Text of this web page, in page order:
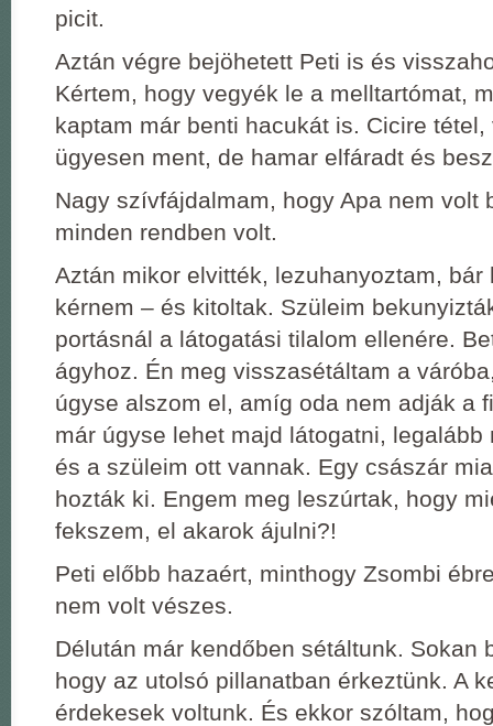
picit.
Aztán végre bejöhetett Peti is és
Kértem, hogy vegyék le a melltartómat,
kaptam már benti hacukát is. Cicire
ügyesen ment, de hamar elfáradt és
Nagy szívfájdalmam, hogy Apa nem volt
minden rendben volt.
Aztán mikor elvitték, lezuhanyoztam, bár
kérnem – és kitoltak. Szüleim
portásnál a látogatási tilalom ellenére.
ágyhoz. Én meg visszasétáltam a
úgyse alszom el, amíg oda nem adják a
már úgyse lehet majd látogatni, legalább
és a szüleim ott vannak. Egy császár
hozták ki. Engem meg leszúrtak, hogy
fekszem, el akarok ájulni?!
Peti előbb hazaért, minthogy Zsombi
nem volt vészes.
Délután már kendőben sétáltunk. Sokan
hogy az utolsó pillanatban érkeztünk. A
érdekesek voltunk. És ekkor szóltam,